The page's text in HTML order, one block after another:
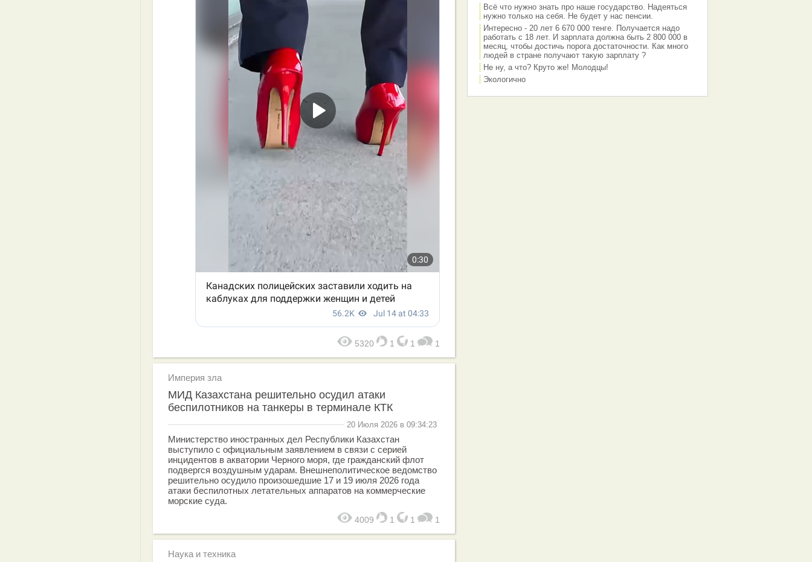
5320 1 1 1
Империя зла
МИД Казахстана решительно осудил атаки
беспилотников на танкеры в терминале КТК
20 Июля 2026 в 09:34:23
Министерство иностранных дел Республики Казахстан
выступило с официальным заявлением в связи с серией
инцидентов в акватории Черного моря, где гражданский флот
подвергся воздушным ударам. Внешнеполитическое ведомство
решительно осудило произошедшие 17 и 19 июля 2026 года
атаки беспилотных летательных аппаратов на коммерческие
морские суда.
4009 1 1 1
Наука и техника
Всё что нужно знать про наше государство. Надеяться
нужно только на себя. Не будет у нас пенсии.
Интересно - 20 лет 6 670 000 тенге. Получается надо
работать с 18 лет. И зарплата должна быть 2 800 000 в
месяц, чтобы достичь порога достаточности. Как много
людей в стране получают такую зарплату ?
Не ну, а что? Круто же! Молодцы!
Экологично